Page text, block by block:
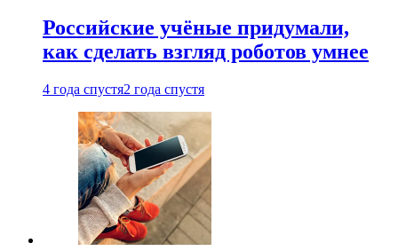
Российские учёные придумали,
как сделать взгляд роботов умнее
4 года спустя2 года спустя